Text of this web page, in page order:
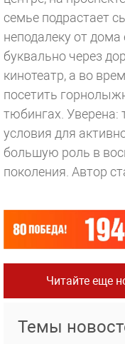
семье подрастает
неподалеку от дома
буквально через
кинотеатр, а во
посетить
тюбингах. Уверена:
условия для
большую роль в
поколения. Автор
Читайте еще
Темы